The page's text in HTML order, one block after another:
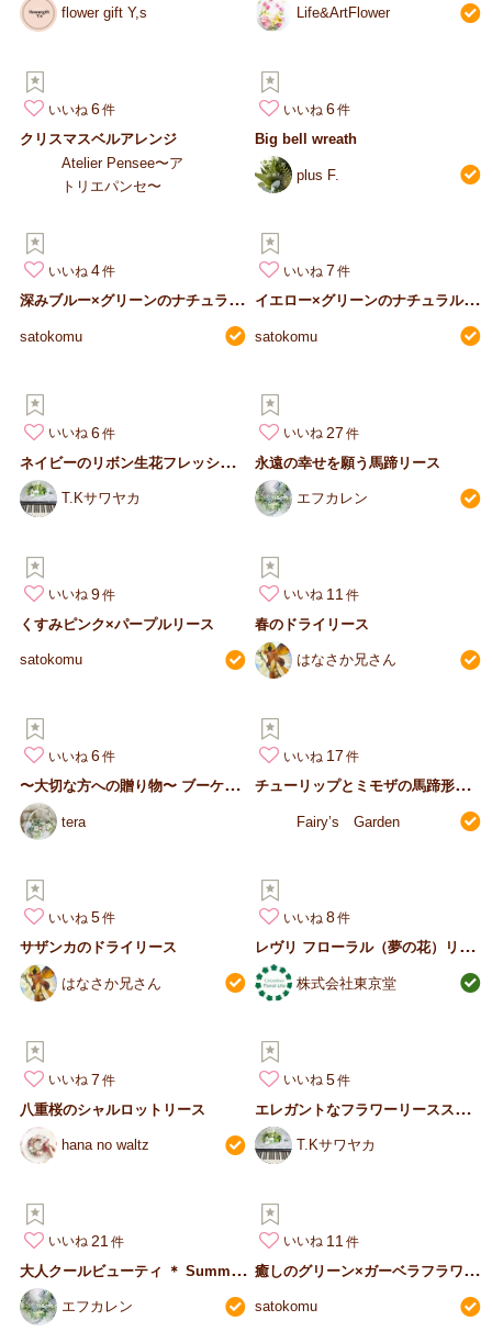
flower gift Y,s Life&ArtFlower
いいね 6
クリスマスベルアレンジ
Atelier Pensee〜ア
トリエパンセ〜
いいね 6
Big bell wreath
plus F.
いいね 4
深
みブルー×グリーンのナチュラルリース
satokomu
いいね 7
イ
エロー×グリーンのナチュラルなラウンドリース
satokomu
いいね 6
ネ
イビーのリボン生花フレッシュグリーンリース
T.Kサワヤカ
いいね 27
永遠の幸せを願う馬蹄リース
エフカレン
いいね 9
くすみピンク×パープルリース
satokomu
いいね 11
春のドライリース
はなさか兄さん
いいね 6
〜
大切な方への贈り物〜 ブーケ風リース
tera
いいね 17
チ
ューリップとミモザの馬蹄形リース
Fairy’s Garden
いいね 5
サザンカのドライリース
はなさか兄さん
いいね 8
レ
ヴリ フローラル（夢の花）リース
株式会社東京堂
いいね 7
八重桜のシャルロットリース
hana no waltz
いいね 5
エ
レガントなフラワーリーススタンド
T.Kサワヤカ
いいね 21
大
人クールビューティ ＊ Summer リングリース
エフカレン
いいね 11
癒
しのグリーン×ガーベラフラワーリース
satokomu